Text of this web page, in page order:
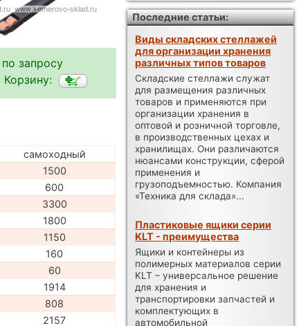
запросу
самоходный
1500
600
3300
1800
1150
160
60
1914
808
2157
Последние статьи:
Виды складских стеллажей
для организации хранения
различных типов товаров
Складские стеллажи служат
для размещения различных
товаров и применяются при
организации хранения в
оптовой и розничной торговле,
в производственных цехах и
хранилищах. Они различаются
нюансами конструкции, сферой
применения и
грузоподъемностью. Компания
«Техника для склада»...
Пластиковые ящики серии
KLT - преимущества
Ящики и контейнеры из
полимерных материалов серии
KLT – универсальное решение
для хранения и
транспортировки запчастей и
комплектующих в
автомобильной